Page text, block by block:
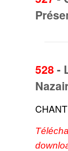
528 -